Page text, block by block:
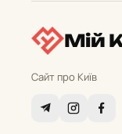
Мій
Сайт про Київ